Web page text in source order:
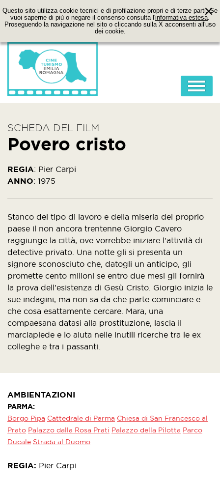
Questo sito utilizza cookie tecnici e di profilazione propri e di terze parti. Se
vuoi saperne di più o negare il consenso consulta l'informativa estesa.
Proseguendo la navigazione nel sito o cliccando sulla X acconsenti all'uso
dei cookie.
ABOUT
FILM
CONTATTI
SCHEDA DEL FILM
Povero cristo
REGIA: Pier Carpi
ANNO: 1975
Stanco del tipo di lavoro e della miseria del proprio
paese il non ancora trentenne Giorgio Cavero
raggiunge la città, ove vorrebbe iniziare l'attività di
detective privato. Una notte gli si presenta un
signore sconosciuto che, datogli un anticipo, gli
promette cento milioni se entro due mesi gli fornirà
la prova dell'esistenza di Gesù Cristo. Giorgio inizia le
sue indagini, ma non sa da che parte cominciare e
che cosa esattamente cercare. Mara, una
compaesana datasi alla prostituzione, lascia il
marciapiede e lo aiuta nelle inutili ricerche tra le ex
colleghe e tra i passanti.
AMBIENTAZIONI
PARMA
Borgo Pipa Cattedrale di Parma Chiesa di San Francesco al
Prato Palazzo dalla Rosa Prati Palazzo della Pilotta Parco
Ducale Strada al Duomo
REGIA Pier Carpi